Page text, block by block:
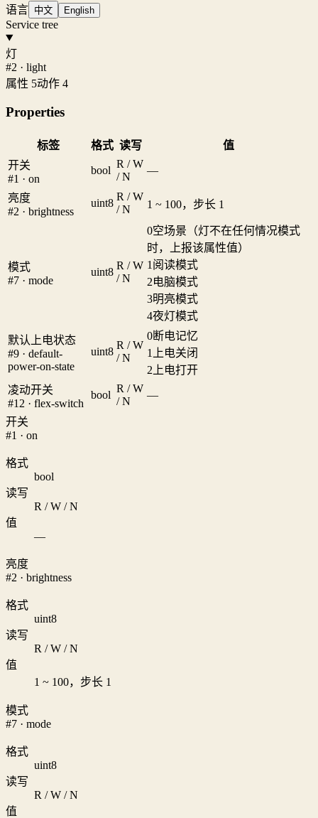
语言 中文 English
Service tree
灯
#2 · light
属性 5动作 4
Properties
标签 格式 读写
值
开关
#1 · on
bool
R / W
/ N
—
亮度
#2 · brightness
uint8
R / W
/ N
1 ~ 100，步长 1
模式
#7 · mode
uint8
R / W
/ N
0空场景（灯不在任何情况模式
时，上报该属性值）
1 阅读模式
2电脑模式
3明亮模式
4夜灯模式
默认上电状态
#9 · default-
power-on-state
uint8
R / W
/ N
0断电记忆
1
上电关闭
2 上电打开
凌动开关
#12 · flex-switch
bool
R / W
/ N
—
开关
#1 · on
格式
bool
读写
R / W / N
值
—
亮度
#2 · brightness
格式
uint8
读写
R / W / N
值
1 ~ 100，步长 1
模式
#7 · mode
格式
uint8
读写
R / W / N
值